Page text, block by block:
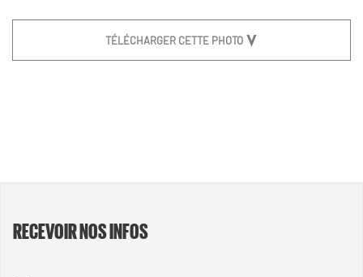
TÉLÉCHARGER CETTE PHOTO
RECEVOIR NOS INFOS